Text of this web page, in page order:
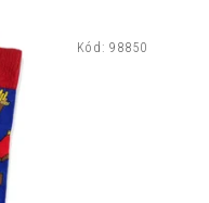
Kód: 98850